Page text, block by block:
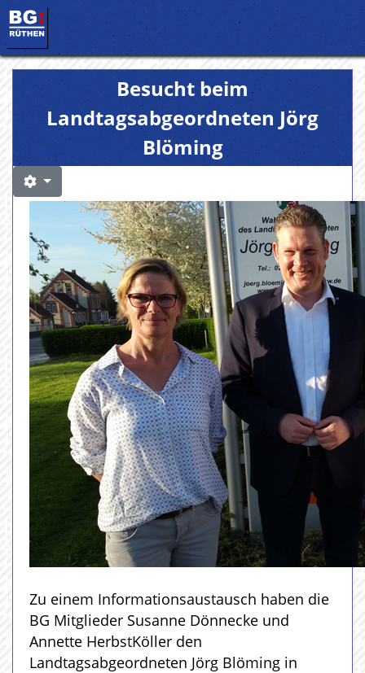
Besucht beim
Landtagsabgeordneten Jörg
Blöming
Zu einem Informationsaustausch haben die
BG Mitglieder Susanne Dönnecke und
Annette HerbstKöller den
Landtagsabgeordneten Jörg Blöming in